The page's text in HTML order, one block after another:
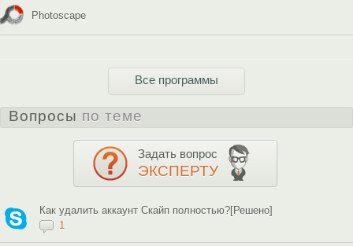
Photoscape
Все программы
Вопросы по теме
Задать вопрос
ЭКСПЕРТУ
Как удалить аккаунт Скайп полностью?[Решено]
1